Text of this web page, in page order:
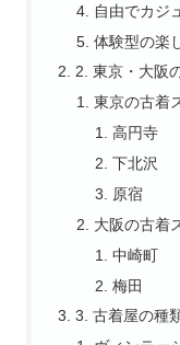
自由でカジ
体験型の楽
2. 東京・大阪
東京の古着
高円寺
下北沢
原宿
大阪の古着
中崎町
梅田
3. 古着屋の種